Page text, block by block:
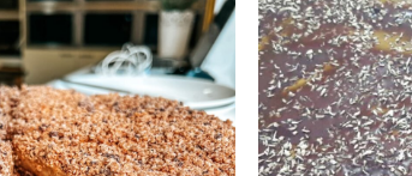
Adicionar
aos
favoritos